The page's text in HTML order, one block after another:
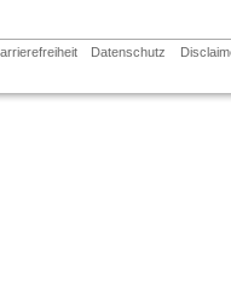
Datenschutz